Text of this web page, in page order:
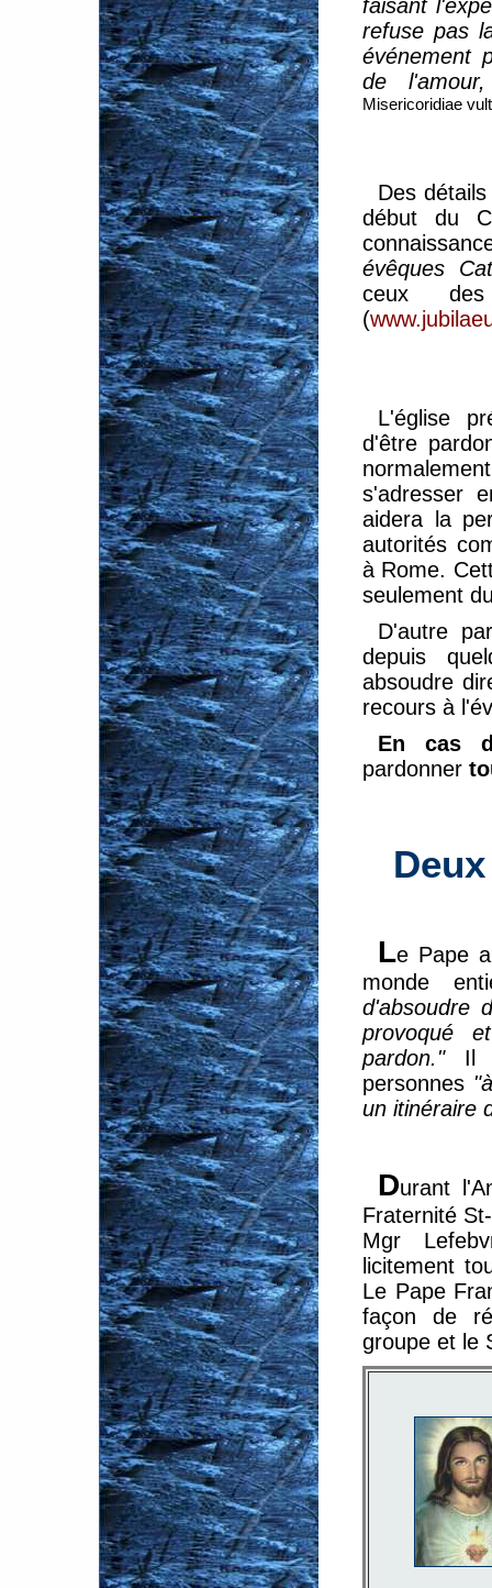
faisant
refuse pas
événement
de
Misericoridiae
Des
début du
évêques
ceux
(
L'église
d'être
s'adresser
aidera la
autorités
à Rome.
seulement
D'autre
depuis
absoudre
recours à
En cas
pardonner
Le Pape
monde
d'absoudre
provoqué
pardon."Il
personnes
un itinéraire
Durant
Fraternité
Mgr
licitement
Le Pape
façon de
groupe et le